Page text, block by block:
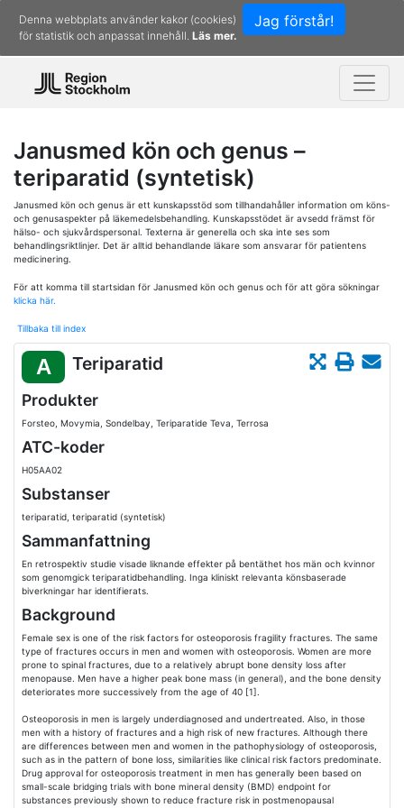
Jag förstår!
Denna webbplats använder kakor (cookies)
för statistik och anpassat innehåll. Läs mer.
Janusmed kön och genus –
teriparatid (syntetisk)
Janusmed kön och genus är ett kunskapsstöd som tillhandahåller information om köns-
och genusaspekter på läkemedelsbehandling. Kunskapsstödet är avsedd främst för
hälso- och sjukvårdspersonal. Texterna är generella och ska inte ses som
behandlingsriktlinjer. Det är alltid behandlande läkare som ansvarar för patientens
medicinering.
För att komma till startsidan för Janusmed kön och genus och för att göra sökningar
klicka här.
Tillbaka till index
A Teriparatid
Produkter
Forsteo, Movymia, Sondelbay, Teriparatide Teva, Terrosa
ATC-koder
H05AA02
Substanser
teriparatid, teriparatid (syntetisk)
Sammanfattning
En retrospektiv studie visade liknande effekter på bentäthet hos män och kvinnor
som genomgick teriparatidbehandling. Inga kliniskt relevanta könsbaserade
biverkningar har identifierats.
Background
Female sex is one of the risk factors for osteoporosis fragility fractures. The same
type of fractures occurs in men and women with osteoporosis. Women are more
prone to spinal fractures, due to a relatively abrupt bone density loss after
menopause. Men have a higher peak bone mass (in general), and the bone density
deteriorates more successively from the age of 40 [1].
Osteoporosis in men is largely underdiagnosed and undertreated. Also, in those
men with a history of fractures and a high risk of new fractures. Although there
are differences between men and women in the pathophysiology of osteoporosis,
such as in the pattern of bone loss, similarities like clinical risk factors predominate.
Drug approval for osteoporosis treatment in men has generally been based on
small-scale bridging trials with bone mineral density (BMD) endpoint for
substances previously shown to reduce fracture risk in postmenopausal